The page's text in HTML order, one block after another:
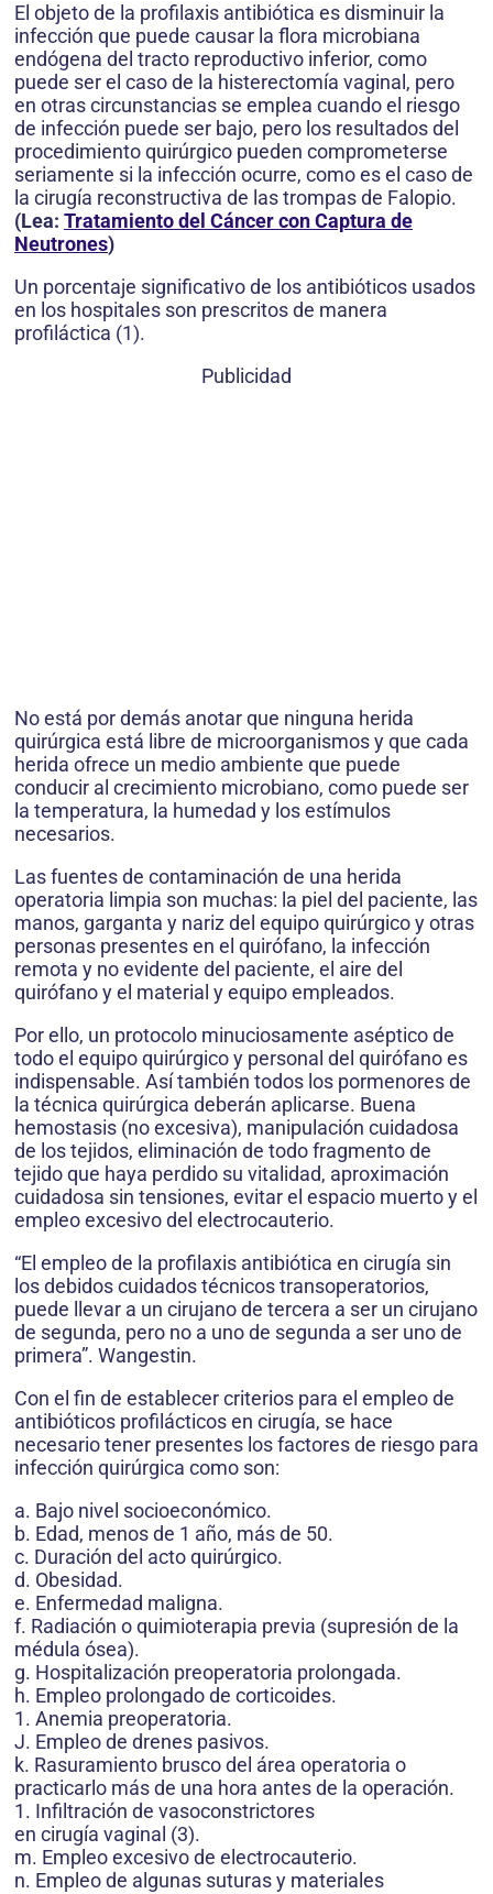
El objeto de la profilaxis antibiótica es disminuir la
infección que puede causar la flora microbiana
endógena del tracto reproductivo inferior, como
puede ser el caso de la histerectomía vaginal, pero
en otras circunstancias se emplea cuando el riesgo
de infección puede ser bajo, pero los resultados del
procedimiento quirúrgico pueden comprometerse
seriamente si la infección ocurre, como es el caso de
la cirugía reconstructiva de las trompas de Falopio.
(Lea: Tratamiento del Cáncer con Captura de
Neutrones)
Un porcentaje significativo de los antibióticos usados
en los hospitales son prescritos de manera
profiláctica (1).
Publicidad
No está por demás anotar que ninguna herida
quirúrgica está libre de microorganismos y que cada
herida ofrece un medio ambiente que puede
conducir al crecimiento microbiano, como puede ser
la temperatura, la humedad y los estímulos
necesarios.
Las fuentes de contaminación de una herida
operatoria limpia son muchas: la piel del paciente, las
manos, garganta y nariz del equipo quirúrgico y otras
personas presentes en el quirófano, la infección
remota y no evidente del paciente, el aire del
quirófano y el material y equipo empleados.
Por ello, un protocolo minuciosamente aséptico de
todo el equipo quirúrgico y personal del quirófano es
indispensable. Así también todos los pormenores de
la técnica quirúrgica deberán aplicarse. Buena
hemostasis (no excesiva), manipulación cuidadosa
de los tejidos, eliminación de todo fragmento de
tejido que haya perdido su vitalidad, aproximación
cuidadosa sin tensiones, evitar el espacio muerto y el
empleo excesivo del electrocauterio.
“El empleo de la profilaxis antibiótica en cirugía sin
los debidos cuidados técnicos transoperatorios,
puede llevar a un cirujano de tercera a ser un cirujano
de segunda, pero no a uno de segunda a ser uno de
primera”. Wangestin.
Con el fin de establecer criterios para el empleo de
antibióticos profilácticos en cirugía, se hace
necesario tener presentes los factores de riesgo para
infección quirúrgica como son:
a. Bajo nivel socioeconómico.
b. Edad, menos de 1 año, más de 50.
c. Duración del acto quirúrgico.
d. Obesidad.
e. Enfermedad maligna.
f. Radiación o quimioterapia previa (supresión de la
médula ósea).
g. Hospitalización preoperatoria prolongada.
h. Empleo prolongado de corticoides.
1. Anemia preoperatoria.
J. Empleo de drenes pasivos.
k. Rasuramiento brusco del área operatoria o
practicarlo más de una hora antes de la operación.
1. Infiltración de vasoconstrictores
en cirugía vaginal (3).
m. Empleo excesivo de electrocauterio.
n. Empleo de algunas suturas y materiales